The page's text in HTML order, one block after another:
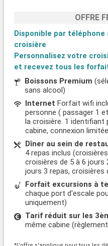
OFFRE
Disponible par
croisière
Personnalisez votre
et recevez tous les
Boissons Premium
sans alcool)
Internet Forfait wifi
personne ( passager 1
la croisière. 1 identifiant
cabine, connexion
Dîner au sein de
4 repas inclus
croisières de 5 à 6 jours
jours 3 repas, croisières
Forfait excursions à
chaque port d'escale
uniquement)
Tarif réduit sur les
même cabine